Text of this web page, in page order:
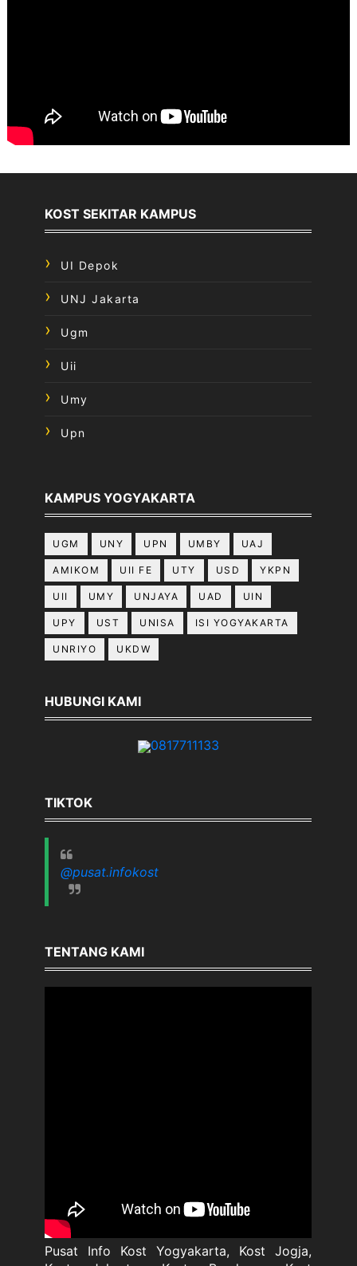
KOST SEKITAR KAMPUS
UI Depok
UNJ Jakarta
Ugm
Uii
Umy
Upn
KAMPUS YOGYAKARTA
UGM UNY UPN UMBY UAJ
AMIKOM UII FE UTY USD YKPN
UII UMY UNJAYA UAD UIN
UPY UST UNISA ISI YOGYAKARTA
UNRIYO UKDW
HUBUNGI KAMI
0817711133
TIKTOK
@pusat.infokost
TENTANG KAMI
Pusat Info Kost Yogyakarta, Kost Jogja,